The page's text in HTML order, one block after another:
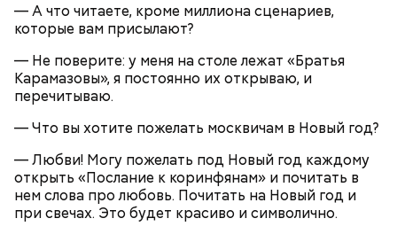
— А что читаете, кроме миллиона сценариев,
которые вам присылают?
— Не поверите: у меня на столе лежат «Братья
Карамазовы», я постоянно их открываю, и
перечитываю.
— Что вы хотите пожелать москвичам в Новый год?
— Любви! Могу пожелать под Новый год каждому
открыть «Послание к коринфянам» и почитать в
нем слова про любовь. Почитать на Новый год и
при свечах. Это будет красиво и символично.
За свою земную жизнь он совершил множество
добрых дел во славу Божию.
Очищенный сырой салатный сельдерей
нашинковать соломкой. Яблоки очистить от
кожицы и семян, нарезать ломтиками. Так же
нарезать вареный картофель. Продукты
перемешать, полить салатной заправкой, выложить
в салатник горкой и украсить веточками
сельдерея, кусочками свежих помидоров и